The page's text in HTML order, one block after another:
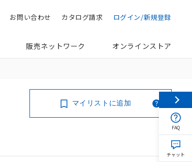
検索 ログイン/新規登録
カタログ請求
お問い合わせ
販売ネットワーク オンラインストア
マイリストに追加
FAQ
チャット